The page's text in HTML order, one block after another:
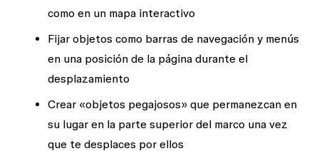
como en un mapa interactivo
Fijar objetos como barras de navegación y menús
en una posición de la página durante el
desplazamiento
Crear «objetos pegajosos» que permanezcan en
su lugar en la parte superior del marco una vez
que te desplaces por ellos